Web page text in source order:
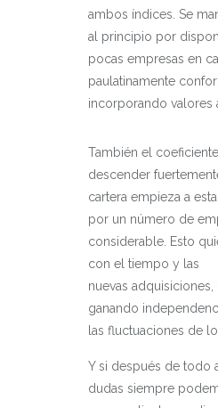
ambos índices. Se
al principio por
pocas empresas en
paulatinamente
incorporando valores
También el
descender
cartera empieza a
por un número de
considerable. Esto
con el tiempo y las
nuevas adquisiciones,
ganando
las fluctuaciones de
Y si después de todo
dudas siempre